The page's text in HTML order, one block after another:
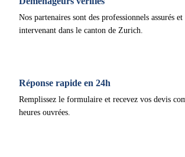
Nos partenaires sont des professionnels assurés
intervenant dans le canton de Zurich.
Réponse rapide en 24h
Remplissez le formulaire et recevez vos devis
heures ouvrées.